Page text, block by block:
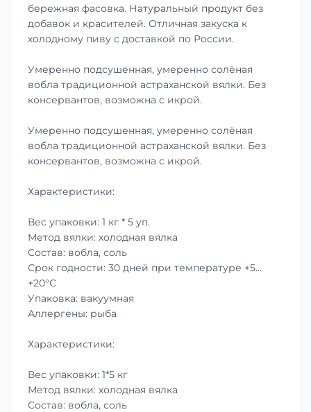
бережная фасовка. Натуральный продукт без
добавок и красителей. Отличная закуска к
холодному пиву с доставкой по России.
Умеренно подсушенная, умеренно солёная
вобла традиционной астраханской вялки. Без
консервантов, возможна с икрой.
Умеренно подсушенная, умеренно солёная
вобла традиционной астраханской вялки. Без
консервантов, возможна с икрой.
Характеристики:
Вес упаковки: 1 кг * 5 уп.
Метод вялки: холодная вялка
Состав: вобла, соль
Срок годности: 30 дней при температуре +5…
+20°C
Упаковка: вакуумная
Аллергены: рыба
Характеристики:
Вес упаковки: 1*5 кг
Метод вялки: холодная вялка
Состав: вобла, соль